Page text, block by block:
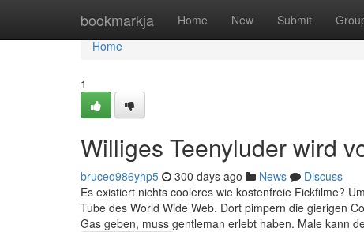
bookmarkja Home New Submit
Home
Home
1
Williges Teenyluder wird
bruceo986yhp5 300 days ago News
Discuss
Es existiert nichts cooleres wie kostenfreie Fickfilme?
Tube des World Wide Web. Dort pimpern die gierigen
Gas geben, muss gentleman erlebt haben. Male kann